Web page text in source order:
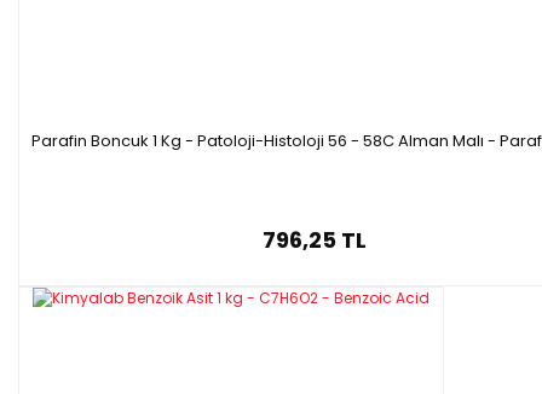
Parafin Boncuk 1 Kg - Patoloji-Histoloji 56 - 58C Alman Malı -
796,25 TL